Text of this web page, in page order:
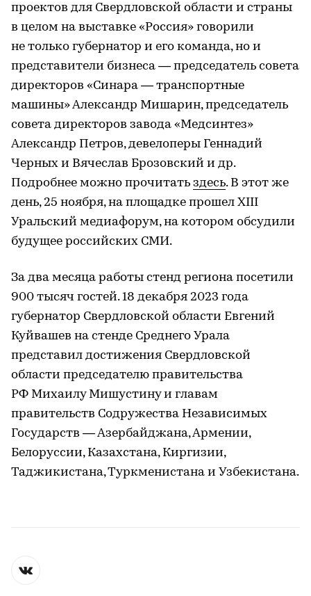
проектов для Свердловской области и страны
в целом на выставке «Россия» говорили
не только губернатор и его команда, но и
представители бизнеса — председатель совета
директоров «Синара — транспортные
машины» Александр Мишарин, председатель
совета директоров завода «Медсинтез»
Александр Петров, девелоперы Геннадий
Черных и Вячеслав Брозовский и др.
Подробнее можно прочитать здесь. В этот же
день, 25 ноября, на площадке прошел XIII
Уральский медиафорум, на котором обсудили
будущее российских СМИ.
За два месяца работы стенд региона посетили
900 тысяч гостей. 18 декабря 2023 года
губернатор Свердловской области Евгений
Куйвашев на стенде Среднего Урала
представил достижения Свердловской
области председателю правительства
РФ Михаилу Мишустину и главам
правительств Содружества Независимых
Государств — Азербайджана, Армении,
Белоруссии, Казахстана, Киргизии,
Таджикистана, Туркменистана и Узбекистана.